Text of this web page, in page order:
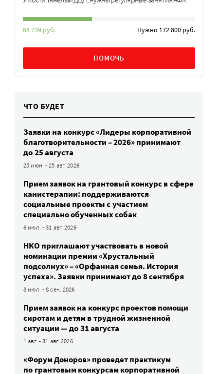
68 739 руб. Нужно 172 800 руб.
ПОМОЧЬ
ЧТО БУДЕТ
Заявки на конкурс «Лидеры корпоративной
благотворительности – 2026» принимают
до 25 августа
25 июн. - 25 авг. 2026
Прием заявок на грантовый конкурс в сфере
канистерапии: поддерживаются
социальные проекты с участием
специально обученных собак
6 июл. - 31 авг. 2026
НКО приглашают участвовать в новой
номинации премии «Хрустальный
подсолнух» – «Орфанная семья. История
успеха». Заявки принимают до 8 сентября
8 июл. - 8 сен. 2026
Прием заявок на конкурс проектов помощи
сиротам и детям в трудной жизненной
ситуации — до 31 августа
1 авг. - 31 авг. 2026
«Форум Доноров» проведет практикум
по грантовым конкурсам корпоративной